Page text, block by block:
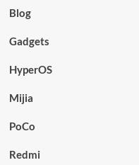
Blog
Gadgets
HyperOS
Mijia
PoCo
Redmi